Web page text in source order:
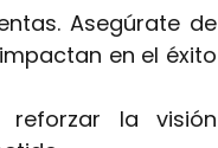
Asegúrate de
en el éxito
reforzar la visión